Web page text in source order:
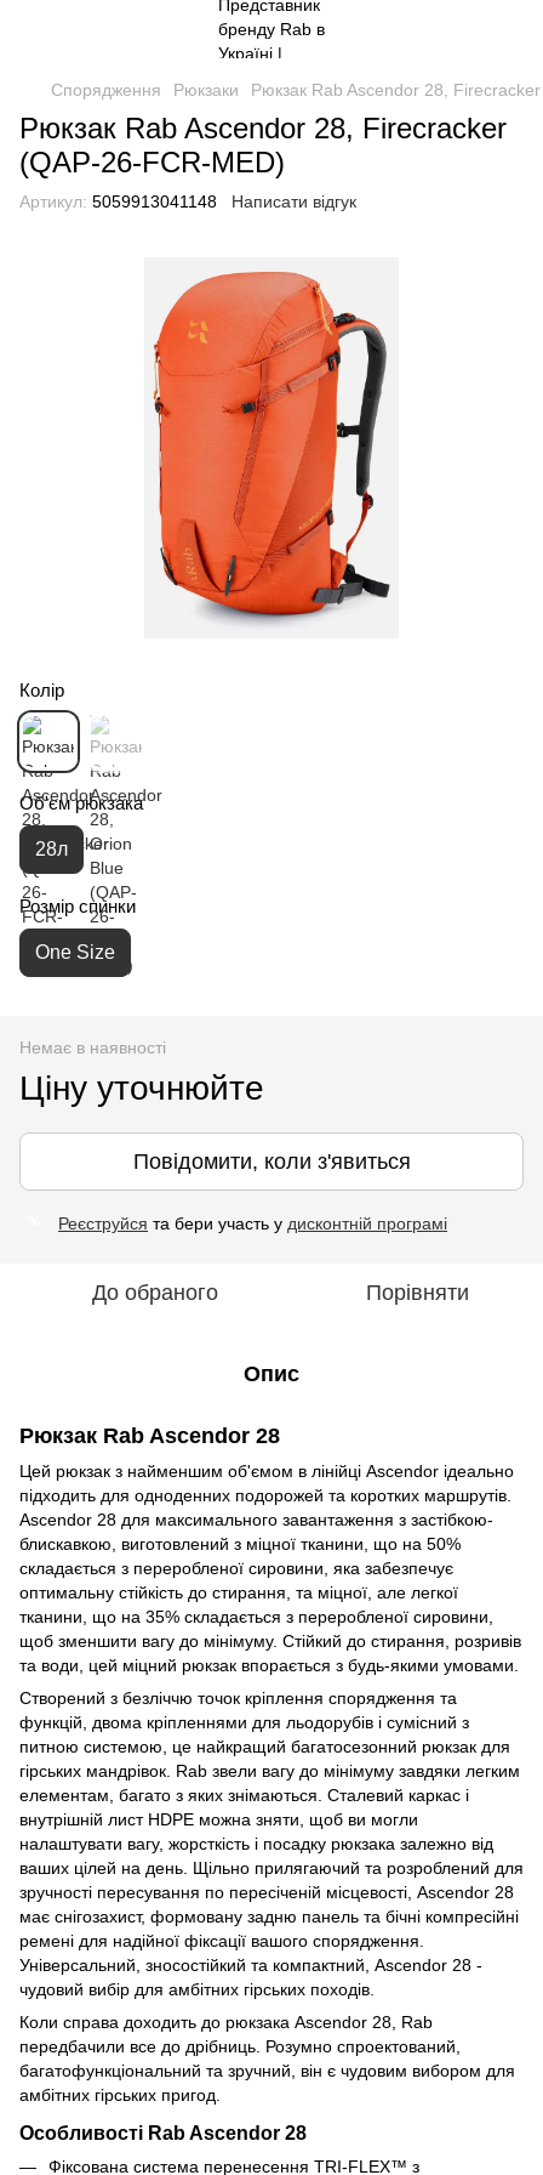
Спорядження Рюкзаки Рюкзак Rab Ascendor 28,
Рюкзак Rab Ascendor 28, Firecracker
(QAP-26-FCR-MED)
Артикул: 5059913041148 Написати відгук
Колір
Об'єм рюкзака
28л
Розмір спинки
One Size
Немає в наявності
Ціну уточнюйте
Повідомити, коли з'явиться
Реєструйся та бери участь у дисконтній програмі
До обраного Порівняти
Опис
Рюкзак Rab Ascendor 28
Цей рюкзак з найменшим об'ємом в лінійці Ascendor ідеально
підходить для одноденних подорожей та коротких маршрутів.
Ascendor 28 для максимального завантаження з застібкою-
блискавкою, виготовлений з міцної тканини, що на 50%
складається з переробленої сировини, яка забезпечує
оптимальну стійкість до стирання, та міцної, але легкої
тканини, що на 35% складається з переробленої сировини,
щоб зменшити вагу до мінімуму. Стійкий до стирання, розривів
та води, цей міцний рюкзак впорається з будь-якими умовами.
Створений з безліччю точок кріплення спорядження та
функцій, двома кріпленнями для льодорубів і сумісний з
питною системою, це найкращий багатосезонний рюкзак для
гірських мандрівок. Rab звели вагу до мінімуму завдяки легким
елементам, багато з яких знімаються. Сталевий каркас і
внутрішній лист HDPE можна зняти, щоб ви могли
налаштувати вагу, жорсткість і посадку рюкзака залежно від
ваших цілей на день. Щільно прилягаючий та розроблений для
зручності пересування по пересіченій місцевості, Ascendor 28
має снігозахист, формовану задню панель та бічні компресійні
ремені для надійної фіксації вашого спорядження.
Універсальний, зносостійкий та компактний, Ascendor 28 -
чудовий вибір для амбітних гірських походів.
Коли справа доходить до рюкзака Ascendor 28, Rab
передбачили все до дрібниць. Розумно спроектований,
багатофункціональний та зручний, він є чудовим вибором для
амбітних гірських пригод.
Особливості Rab Ascendor 28
Фіксована система перенесення TRI-FLEX™ з